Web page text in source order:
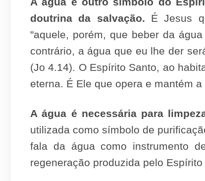
doutrina da salvação. É Jesus
"aquele, porém, que beber da
contrário, a água que eu lhe der
(Jo 4.14). O Espírito Santo, ao
eterna. É Ele que opera e mantém
A água é necessária para
utilizada como símbolo de
fala da água como instrumento
regeneração produzida pelo